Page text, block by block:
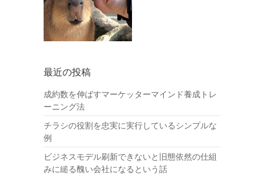
最近の投稿
成約数を伸ばすマーケッターマインド養成トレ
ーニング法
チラシの役割を忠実に実行しているシンプルな
例
ビジネスモデル刷新できないと旧態依然の仕組
みに縋る醜い会社になるという話